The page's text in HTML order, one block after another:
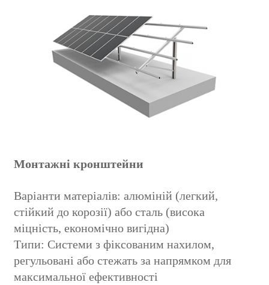
Монтажні кронштейни
Варіанти матеріалів: алюміній (легкий,
стійкий до корозії) або сталь (висока
міцність, економічно вигідна)
Типи: Системи з фіксованим нахилом,
регульовані або стежать за напрямком для
максимальної ефективності